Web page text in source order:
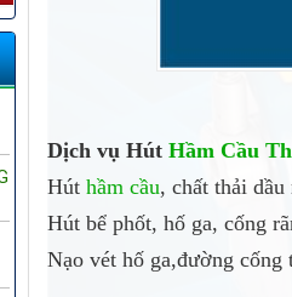
Dịch vụ HútHầm Cầu
Húthầm cầu, chất thải
Hút bể phốt, hố ga, cống
Nạo vét hố ga,đường cống